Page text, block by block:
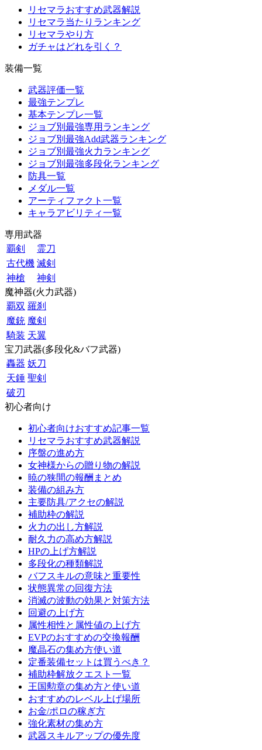
リセマラおすすめ武器解説
リセマラ当たりランキング
リセマラやり方
ガチャはどれを引く？
装備一覧
武器評価一覧
最強テンプレ
基本テンプレ一覧
ジョブ別最強専用ランキング
ジョブ別最強Add武器ランキング
ジョブ別最強火力ランキング
ジョブ別最強多段化ランキング
防具一覧
メダル一覧
アーティファクト一覧
キャラアビリティ一覧
専用武器
覇剣
霊刀
古代機 滅剣
神槍
神剣
魔神器(火力武器)
覇双 羅刹
魔銃 魔剣
騎装 天翼
宝刀武器(多段化&バフ武器)
轟器 妖刀
天錘 聖剣
破刃
初心者向け
初心者向けおすすめ記事一覧
リセマラおすすめ武器解説
序盤の進め方
女神様からの贈り物の解説
暁の狭間の報酬まとめ
装備の組み方
主要防具/アクセの解説
補助枠の解説
火力の出し方解説
耐久力の高め方解説
HPの上げ方解説
多段化の種類解説
バフスキルの意味と重要性
状態異常の回復方法
消滅の波動の効果と対策方法
回避の上げ方
属性相性と属性値の上げ方
EVPのおすすめの交換報酬
魔晶石の集め方使い道
定番装備セットは買うべき？
補助枠解放クエスト一覧
王国勲章の集め方と使い道
おすすめのレベル上げ場所
お金/ポロの稼ぎ方
強化素材の集め方
武器スキルアップの優先度